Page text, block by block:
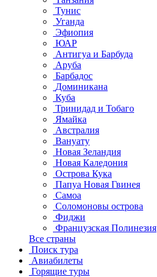
Тунис
Уганда
Эфиопия
ЮАР
Антигуа и Барбуда
Аруба
Барбадос
Доминикана
Куба
Тринидад и Тобаго
Ямайка
Австралия
Вануату
Новая Зеландия
Новая Каледония
Острова Кука
Папуа Новая Гвинея
Самоа
Соломоновы острова
Фиджи
Французская Полинезия
Все страны
Поиск тура
Авиабилеты
Горящие туры